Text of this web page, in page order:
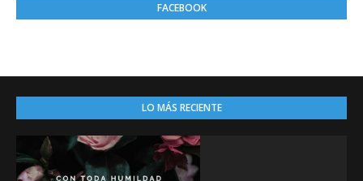
FACEBOOK
LO MÁS RECIENTE